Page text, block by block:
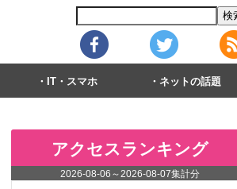
IT・スマホ ネットの話題
アクセスランキング
2026-08-06 ～2026-08-07集計分